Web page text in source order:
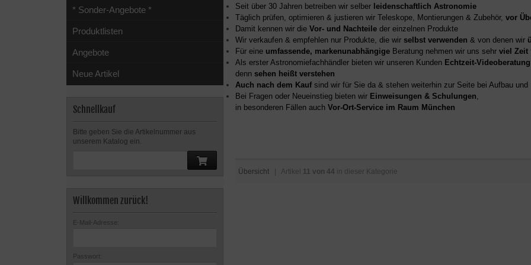
Seit über 30 Jahren betreiben wir selber leidenschaftlich Astronomie
Täglich prüfen, optimieren & justieren wir Teleskope, Montierungen & Zubehör, vor
Damit kennen wir die Vor- und Nachteile der einzelnen Produkte
Wir verkaufen & empfehlen nur Produkte, die wir selbst verwenden & von denen wir
Für eine umfassende, markenunabhängige Beratung nehmen wir uns sehr viel Zeit
Als erster Astronomiefachhändler bieten wir unseren Kunden Echtzeit-Videoberatung
denn sehen heißt verstehen
Auch nach dem Kaufsind wir für Sie da & stehen weiterhin zur Seite bei Aufbau und
Bei Fragen oder Neueinstieg bieten wir Einweisungen & Schulungen
in besonderen Fällen auch Vor-Ort-Service im Raum München
Übersicht | Artikel 11 von 44 in dieser Kategorie
* Sonder-Angebote *
Produktlisten
Angebote
Neue Artikel
Schnellkauf
Bitte geben Sie die Artikelnummer aus
unserem Katalog ein.
Willkommen zurück!
E-Mail-Adresse:
Passwort: